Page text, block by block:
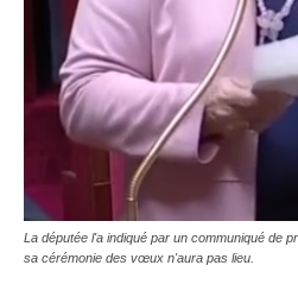
La députée l'a indiqué par un communiqué de
sa cérémonie des vœux n'aura pas lieu.